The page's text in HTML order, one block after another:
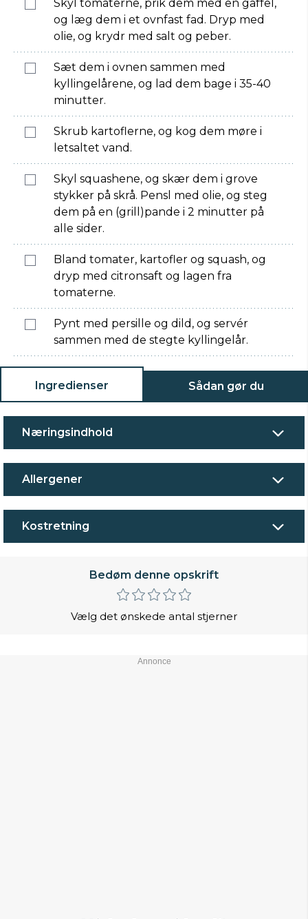
Skyl tomaterne, prik dem med en gaffel,
og læg dem i et ovnfast fad. Dryp med
olie, og krydr med salt og peber.
Sæt dem i ovnen sammen med
kyllingelårene, og lad dem bage i 35-40
minutter.
Skrub kartoflerne, og kog dem møre i
letsaltet vand.
Skyl squashene, og skær dem i grove
stykker på skrå. Pensl med olie, og steg
dem på en (grill)pande i 2 minutter på
alle sider.
Bland tomater, kartofler og squash, og
dryp med citronsaft og lagen fra
tomaterne.
Pynt med persille og dild, og servér
sammen med de stegte kyllingelår.
Ingredienser Sådan gør du
Næringsindhold
Allergener
Kostretning
Bedøm denne opskrift
Vælg det ønskede antal stjerner